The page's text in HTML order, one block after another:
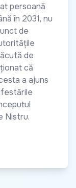
persoană
în 2031, nu
de
de
că
a ajuns
Nistru.